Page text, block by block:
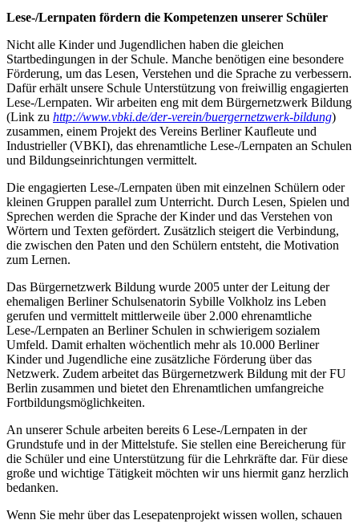
Lese-/Lernpaten fördern die Kompetenzen unserer Schüler
Nicht alle Kinder und Jugendlichen haben die gleichen
Startbedingungen in der Schule. Manche benötigen eine besondere
Förderung, um das Lesen, Verstehen und die Sprache zu verbessern.
Dafür erhält unsere Schule Unterstützung von freiwillig engagierten
Lese-/Lernpaten. Wir arbeiten eng mit dem Bürgernetzwerk Bildung
(Link zu http://www.vbki.de/der-verein/buergernetzwerk-bildung)
zusammen, einem Projekt des Vereins Berliner Kaufleute und
Industrieller (VBKI), das ehrenamtliche Lese-/Lernpaten an Schulen
und Bildungseinrichtungen vermittelt.
Die engagierten Lese-/Lernpaten üben mit einzelnen Schülern oder
kleinen Gruppen parallel zum Unterricht. Durch Lesen, Spielen und
Sprechen werden die Sprache der Kinder und das Verstehen von
Wörtern und Texten gefördert. Zusätzlich steigert die Verbindung,
die zwischen den Paten und den Schülern entsteht, die Motivation
zum Lernen.
Das Bürgernetzwerk Bildung wurde 2005 unter der Leitung der
ehemaligen Berliner Schulsenatorin Sybille Volkholz ins Leben
gerufen und vermittelt mittlerweile über 2.000 ehrenamtliche
Lese-/Lernpaten an Berliner Schulen in schwierigem sozialem
Umfeld. Damit erhalten wöchentlich mehr als 10.000 Berliner
Kinder und Jugendliche eine zusätzliche Förderung über das
Netzwerk. Zudem arbeitet das Bürgernetzwerk Bildung mit der FU
Berlin zusammen und bietet den Ehrenamtlichen umfangreiche
Fortbildungsmöglichkeiten.
An unserer Schule arbeiten bereits 6 Lese-/Lernpaten in der
Grundstufe und in der Mittelstufe. Sie stellen eine Bereicherung für
die Schüler und eine Unterstützung für die Lehrkräfte dar. Für diese
große und wichtige Tätigkeit möchten wir uns hiermit ganz herzlich
bedanken.
Wenn Sie mehr über das Lesepatenprojekt wissen wollen, schauen